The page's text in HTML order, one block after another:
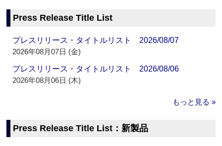
Press Release Title List
プレスリリース・タイトルリスト 2026/08/07
2026年08月07日 (金)
プレスリリース・タイトルリスト 2026/08/06
2026年08月06日 (木)
もっと見る »
Press Release Title List：新製品